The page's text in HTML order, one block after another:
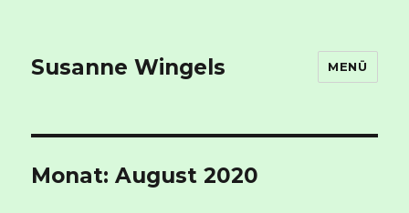
Susanne Wingels MENÜ
Monat:August 2020